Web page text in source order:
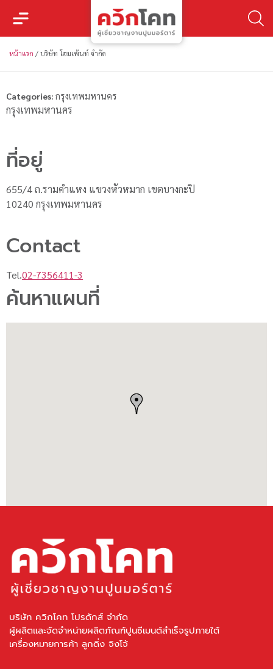
หน้าแรก / บริษัท โฮมเพ้นท์ จำกัด
Categories: กรุงเทพมหานคร
กรุงเทพมหานคร
ที่อยู่
655/4 ถ.รามคำแหง แขวงหัวหมาก เขตบางกะปิ
10240 กรุงเทพมหานคร
Contact
Tel.02-7356411-3
ค้นหาแผนที่
บริษัท ควิกโคท โปรดักส์ จำกัด
ผู้ผลิตและจัดจำหน่ายผลิตภัณฑ์ปูนซีเมนต์สำเร็จรูปภายใต้
เครื่องหมายการค้า ลูกดิ่ง จิงโจ้